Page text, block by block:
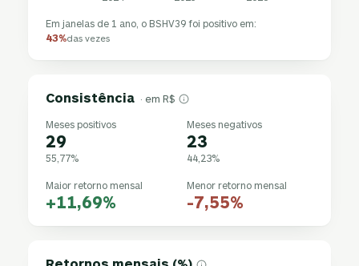
Em janelas de 1 ano, o BSHV39 foi positivo em:
43%das vezes
Consistência · em R$
Meses positivos
29
55,77%
Meses negativos
23
44,23%
Maior retorno mensal
+11,69%
Menor retorno mensal
-7,55%